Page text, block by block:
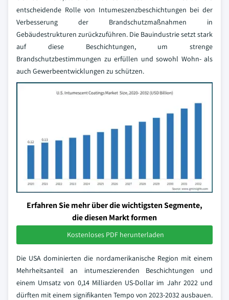
entscheidende Rolle von Intumeszenzbeschichtungen bei der
Verbesserung der Brandschutzmaßnahmen in
Gebäudestrukturen zurückzuführen. Die Bauindustrie setzt stark
auf diese Beschichtungen, um strenge
Brandschutzbestimmungen zu erfüllen und sowohl Wohn- als
auch Gewerbeentwicklungen zu schützen.
Erfahren Sie mehr über die wichtigsten Segmente,
die diesen Markt formen
Kostenloses PDF herunterladen
Die USA dominierten die nordamerikanische Region mit einem
Mehrheitsanteil an intumeszierenden Beschichtungen und
einem Umsatz von 0,14 Milliarden US-Dollar im Jahr 2022 und
dürften mit einem signifikanten Tempo von 2023-2032 ausbauen.